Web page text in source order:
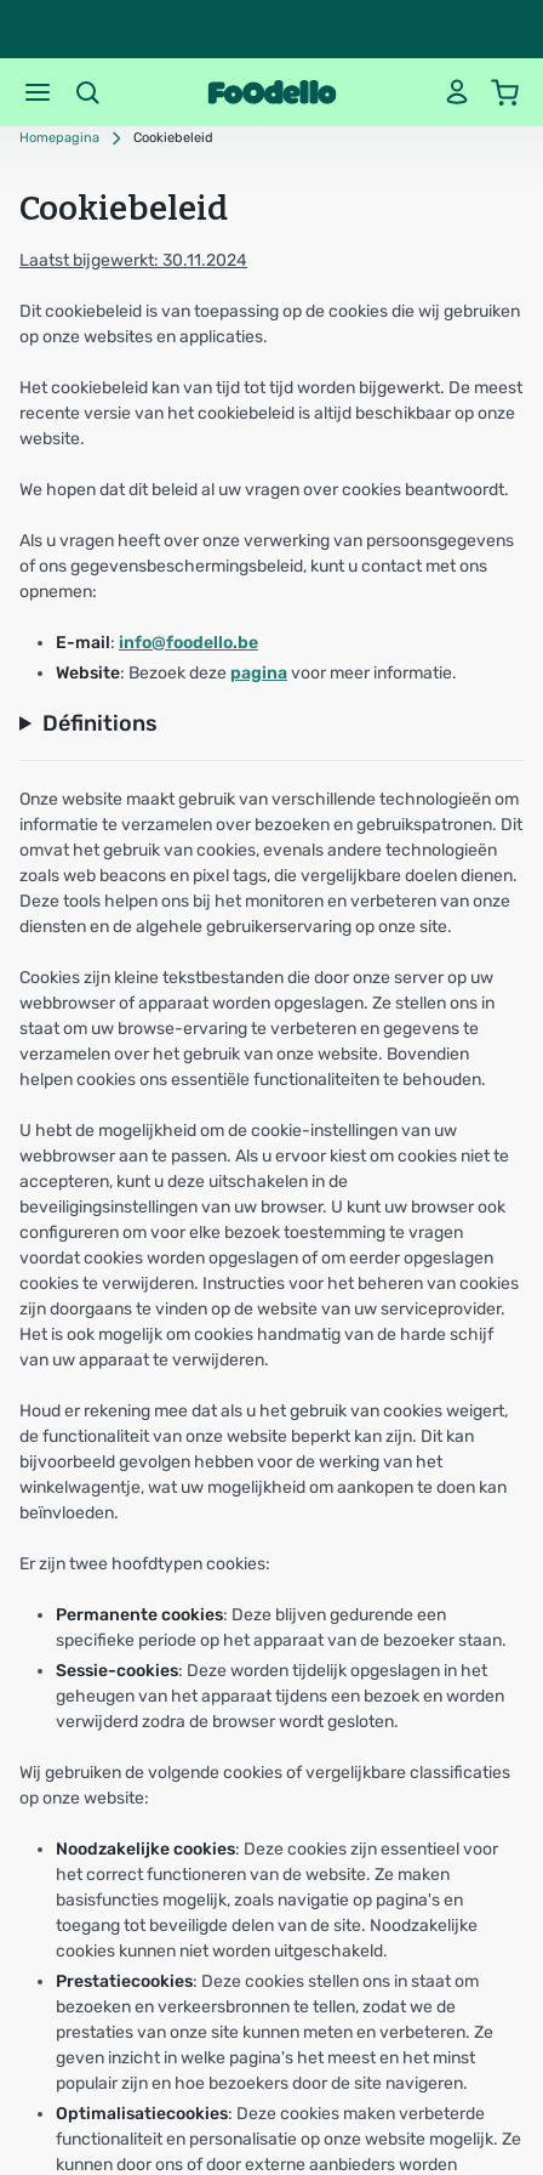
Homepagina Cookiebeleid
Cookiebeleid
Laatst bijgewerkt: 30.11.2024
Dit cookiebeleid is van toepassing op de cookies die wij gebruiken
op onze websites en applicaties.
Het cookiebeleid kan van tijd tot tijd worden bijgewerkt. De meest
recente versie van het cookiebeleid is altijd beschikbaar op onze
website.
We hopen dat dit beleid al uw vragen over cookies beantwoordt.
Als u vragen heeft over onze verwerking van persoonsgegevens
of ons gegevensbeschermingsbeleid, kunt u contact met ons
opnemen:
E-mail: info@foodello.be
Website: Bezoek dezepaginavoor meer informatie.
Définitions
Onze website maakt gebruik van verschillende technologieën om
informatie te verzamelen over bezoeken en gebruikspatronen. Dit
omvat het gebruik van cookies, evenals andere technologieën
zoals web beacons en pixel tags, die vergelijkbare doelen dienen.
Deze tools helpen ons bij het monitoren en verbeteren van onze
diensten en de algehele gebruikerservaring op onze site.
Cookies zijn kleine tekstbestanden die door onze server op uw
webbrowser of apparaat worden opgeslagen. Ze stellen ons in
staat om uw browse-ervaring te verbeteren en gegevens te
verzamelen over het gebruik van onze website. Bovendien
helpen cookies ons essentiële functionaliteiten te behouden.
U hebt de mogelijkheid om de cookie-instellingen van uw
webbrowser aan te passen. Als u ervoor kiest om cookies niet te
accepteren, kunt u deze uitschakelen in de
beveiligingsinstellingen van uw browser. U kunt uw browser ook
configureren om voor elke bezoek toestemming te vragen
voordat cookies worden opgeslagen of om eerder opgeslagen
cookies te verwijderen. Instructies voor het beheren van cookies
zijn doorgaans te vinden op de website van uw serviceprovider.
Het is ook mogelijk om cookies handmatig van de harde schijf
van uw apparaat te verwijderen.
Houd er rekening mee dat als u het gebruik van cookies weigert,
de functionaliteit van onze website beperkt kan zijn. Dit kan
bijvoorbeeld gevolgen hebben voor de werking van het
winkelwagentje, wat uw mogelijkheid om aankopen te doen kan
beïnvloeden.
Er zijn twee hoofdtypen cookies:
Permanente cookies: Deze blijven gedurende een
specifieke periode op het apparaat van de bezoeker staan.
Sessie-cookies: Deze worden tijdelijk opgeslagen in het
geheugen van het apparaat tijdens een bezoek en worden
verwijderd zodra de browser wordt gesloten.
Wij gebruiken de volgende cookies of vergelijkbare classificaties
op onze website:
Noodzakelijke cookies: Deze cookies zijn essentieel voor
het correct functioneren van de website. Ze maken
basisfuncties mogelijk, zoals navigatie op pagina's en
toegang tot beveiligde delen van de site. Noodzakelijke
cookies kunnen niet worden uitgeschakeld.
Prestatiecookies: Deze cookies stellen ons in staat om
bezoeken en verkeersbronnen te tellen, zodat we de
prestaties van onze site kunnen meten en verbeteren. Ze
geven inzicht in welke pagina's het meest en het minst
populair zijn en hoe bezoekers door de site navigeren.
Optimalisatiecookies: Deze cookies maken verbeterde
functionaliteit en personalisatie op onze website mogelijk. Ze
kunnen door ons of door externe aanbieders worden